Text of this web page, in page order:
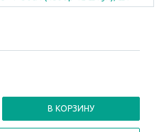
В КОРЗИНУ